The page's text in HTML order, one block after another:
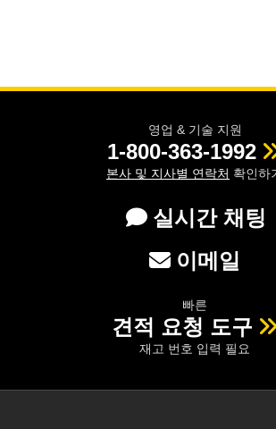
영업 & 기술 지원
1-800-363-1992
본사 및 지사별 연락처 확인하
실시간 채팅
이메일
빠른
견적 요청 도구
재고 번호 입력 필요